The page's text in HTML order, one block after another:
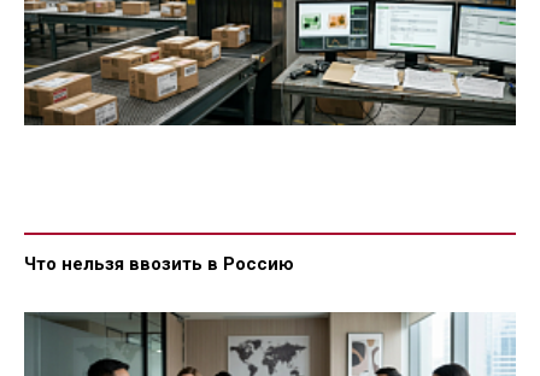
Что нельзя ввозить в Россию